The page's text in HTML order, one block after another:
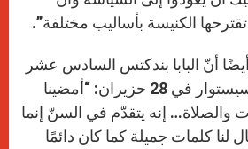
الكنيسة بأساليب مختلفة”.
أيضًا أنّ البابا بندكتس السادس عشر
قد استقبله بعد الكونسيستوار في 28 حزيران: “أمضينا
والصلاة… إنه يتقدّم في السنّ إنما
لنا كلمات جميلة كما كان دائمًا